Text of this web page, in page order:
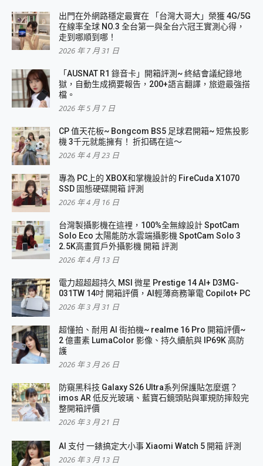
出門在外網路穩定最實在 「台灣大哥大」榮獲 4G/5G
在線率全球 NO.3 全台第一與全台六冠王實測心得，
走到哪順到哪！
2026 年 7 月 31 日
「AUSNAT R1 錄音卡」開箱評測~ 終結會議紀錄地
獄，自動生成摘要報告，200+語言翻譯，旅遊最強搭
檔。
2026 年 5 月 7 日
CP 值天花板~ Bongcom BS5 足球君開箱~ 短焦投影
機 3千元就能擁有！ 折扣碼在這～
2026 年 4 月 23 日
專為 PC上的 XBOX和掌機設計的 FireCuda X1070
SSD 固態硬碟開箱 評測
2026 年 4 月 16 日
台灣製攝影機在這裡，100%全無線設計 SpotCam
Solo Eco 太陽能防水雲端攝影機 SpotCam Solo 3
2.5K高畫質戶外攝影機 開箱 評測
2026 年 4 月 13 日
電力超超超持久 MSI 微星 Prestige 14 AI+ D3MG-
031TW 14吋 開箱評價，AI輕薄商務筆電 Copilot+ PC
2026 年 3 月 31 日
超懂拍、耐用 AI 街拍機~ realme 16 Pro 開箱評價~
2 億畫素 LumaColor 影像、持久續航與 IP69K 高防
護
2026 年 3 月 26 日
防窺黑科技 Galaxy S26 Ultra系列保護貼怎麼選？
imos AR 低反光玻璃、藍寶石鏡頭貼與軍規防摔殼完
整開箱評價
2026 年 3 月 21 日
AI 支付 一錶搞定大小事 Xiaomi Watch 5 開箱 評測
2026 年 3 月 13 日